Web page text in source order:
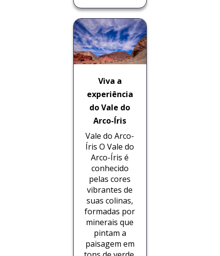
Viva a
experiência
do Vale do
Arco-Íris
Vale do Arco-
Íris O Vale do
Arco-Íris é
conhecido
pelas cores
vibrantes de
suas colinas,
formadas por
minerais que
pintam a
paisagem em